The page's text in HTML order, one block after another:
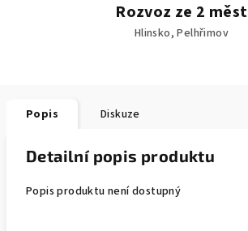
Rozvoz ze 2 měst
Hlinsko, Pelhřimov
Popis Diskuze
Detailní popis produktu
Popis produktu není dostupný